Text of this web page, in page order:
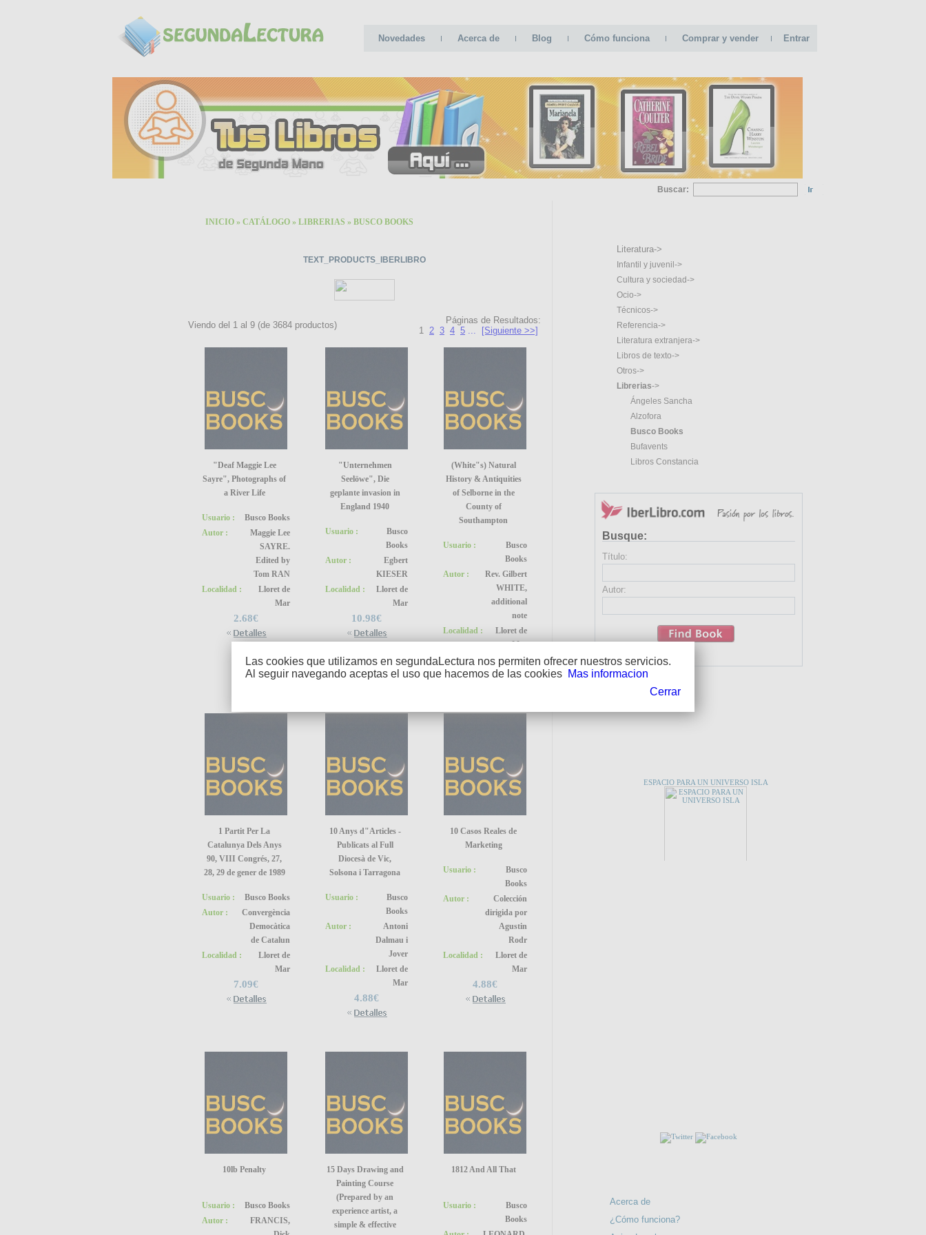
Novedades Acerca de Blog Cómo funciona Comprar y vender Entrar
Buscar:
INICIO » CATÁLOGO » LIBRERIAS » BUSCO BOOKS
TEXT_PRODUCTS_IBERLIBRO
Viendo del 1 al 9 (de 3684 productos)
Páginas de Resultados:
1 2 3 4 5 ... [Siguiente >>]
"Deaf Maggie Lee
Sayre", Photographs of
a River Life
Usuario :
Busco Books
Autor :
Maggie Lee
SAYRE.
Edited by
Tom RAN
Localidad :
Lloret de
Mar
2.68€
"Unternehmen
Seelöwe", Die
geplante invasion in
England 1940
Usuario :
Busco
Books
Autor :
Egbert
KIESER
Localidad :
Lloret de
Mar
10.98€
(White"s) Natural
History & Antiquities
of Selborne in the
County of
Southampton
Usuario :
Busco
Books
Autor :
Rev. Gilbert
WHITE,
additional
note
Localidad :
Lloret de
Mar
25.11€
1 Partit Per La
Catalunya Dels Anys
90, VIII Congrés, 27,
28, 29 de gener de 1989
Usuario :
Busco Books
Autor :
Convergència
Democàtica
de Catalun
Localidad :
Lloret de
Mar
7.09€
10 Anys d"Articles -
Publicats al Full
Diocesà de Vic,
Solsona i Tarragona
Usuario :
Busco
Books
Autor :
Antoni
Dalmau i
Jover
Localidad :
Lloret de
Mar
4.88€
10 Casos Reales de
Marketing
Usuario :
Busco
Books
Autor :
Colección
dirigida por
Agustin
Rodr
Localidad :
Lloret de
Mar
4.88€
10lb Penalty
Usuario :
Busco Books
Autor :
FRANCIS,
15 Days Drawing and
Painting Course
(Prepared by an
experience artist, a
simple & effective
1812 And All That
Usuario :
Busco
Books
Literatura->
Infantil y juvenil->
Cultura y sociedad->
Ocio->
Técnicos->
Referencia->
Literatura extranjera->
Libros de texto->
Otros->
Librerias->
Ángeles Sancha
Alzofora
Busco Books
Bufavents
Libros Constancia
Busque:
Título:
Autor:
Acerca de
¿Cómo funciona?
Las cookies que utilizamos en segundaLectura nos permiten ofrecer nuestros servicios.
Al seguir navegando aceptas el uso que hacemos de las cookies Mas informacion
Cerrar